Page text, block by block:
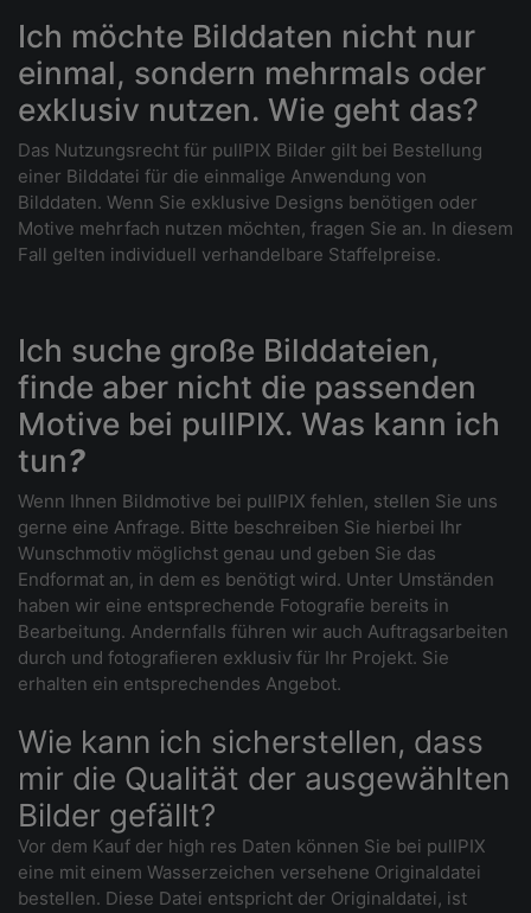
Ich möchte Bilddaten nicht nur
einmal, sondern mehrmals oder
exklusiv nutzen. Wie geht das?
Das Nutzungsrecht für pullPIX Bilder gilt bei Bestellung
einer Bilddatei für die einmalige Anwendung von
Bilddaten. Wenn Sie exklusive Designs benötigen oder
Motive mehrfach nutzen möchten, fragen Sie an. In diesem
Fall gelten individuell verhandelbare Staffelpreise.
Ich suche große Bilddateien,
finde aber nicht die passenden
Motive bei pullPIX. Was kann ich
tun?
Wenn Ihnen Bildmotive bei pullPIX fehlen, stellen Sie uns
gerne eine Anfrage. Bitte beschreiben Sie hierbei Ihr
Wunschmotiv möglichst genau und geben Sie das
Endformat an, in dem es benötigt wird. Unter Umständen
haben wir eine entsprechende Fotografie bereits in
Bearbeitung. Andernfalls führen wir auch Auftragsarbeiten
durch und fotografieren exklusiv für Ihr Projekt. Sie
erhalten ein entsprechendes Angebot.
Wie kann ich sicherstellen, dass
mir die Qualität der ausgewählten
Bilder gefällt?
Vor dem Kauf der high res Daten können Sie bei pullPIX
eine mit einem Wasserzeichen versehene Originaldatei
bestellen. Diese Datei entspricht der Originaldatei, ist